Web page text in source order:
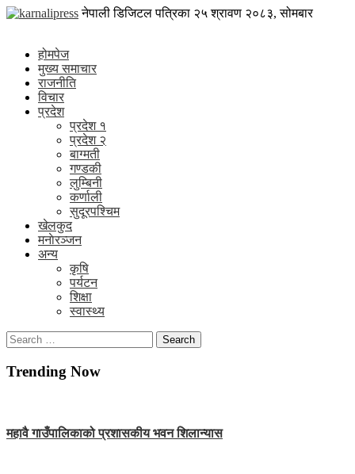
Skip
karnalipress
नेपाली डिजिटल पत्रिका २५ श्रावण २०८३, सोमबार
होमपेज
मुख्य समाचार
राजनीति
विचार
प्रदेश
प्रदेश १
प्रदेश २
बाग्मती
गण्डकी
लुम्बिनी
कर्णाली
सुदूरपश्चिम
खेलकुद
मनाेरञ्जन
अन्य
कृषि
पर्यटन
शिक्षा
स्वास्थ्य
Search
for:
Trending Now
महावै गाउँपालिकाको प्रशासकीय भवन शिलान्यास